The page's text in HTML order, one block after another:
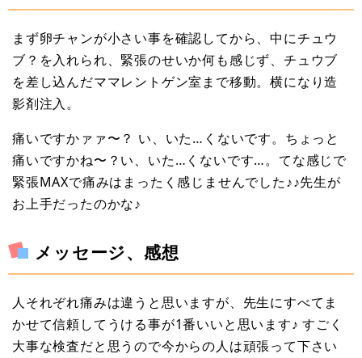
まず卵チャンが小さい事を確認してから、中にチュウ
ブ？を入れられ、緊張のせいか何も感じず、チュウブ
を差し込んだママレントゲン室まで移動。横になり造
影剤注入。
痛いですかァァ〜？ い、いた…くないです。ちょっと
痛いですかね〜？い、いた…くないです…。てな感じで
緊張MAXで痛みはまったく感じませんでした♪♪先生が
お上手だったのかな♪
メッセージ、感想
人それぞれ痛みは違うと思いますが、先生にすべてま
かせて信頼してうける事が1番いいと思います♪ すごく
大事な検査だと思うので今からの人は頑張って下さい